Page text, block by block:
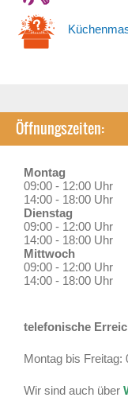
Öffnungszeiten:
Montag
09:00 - 12:00 Uhr
14:00 - 18:00 Uhr
Dienstag
09:00 - 12:00 Uhr
14:00 - 18:00 Uhr
Mittwoch
09:00 - 12:00 Uhr
14:00 - 18:00 Uhr
telefonische
Montag bis Freitag:
Wir sind auch über